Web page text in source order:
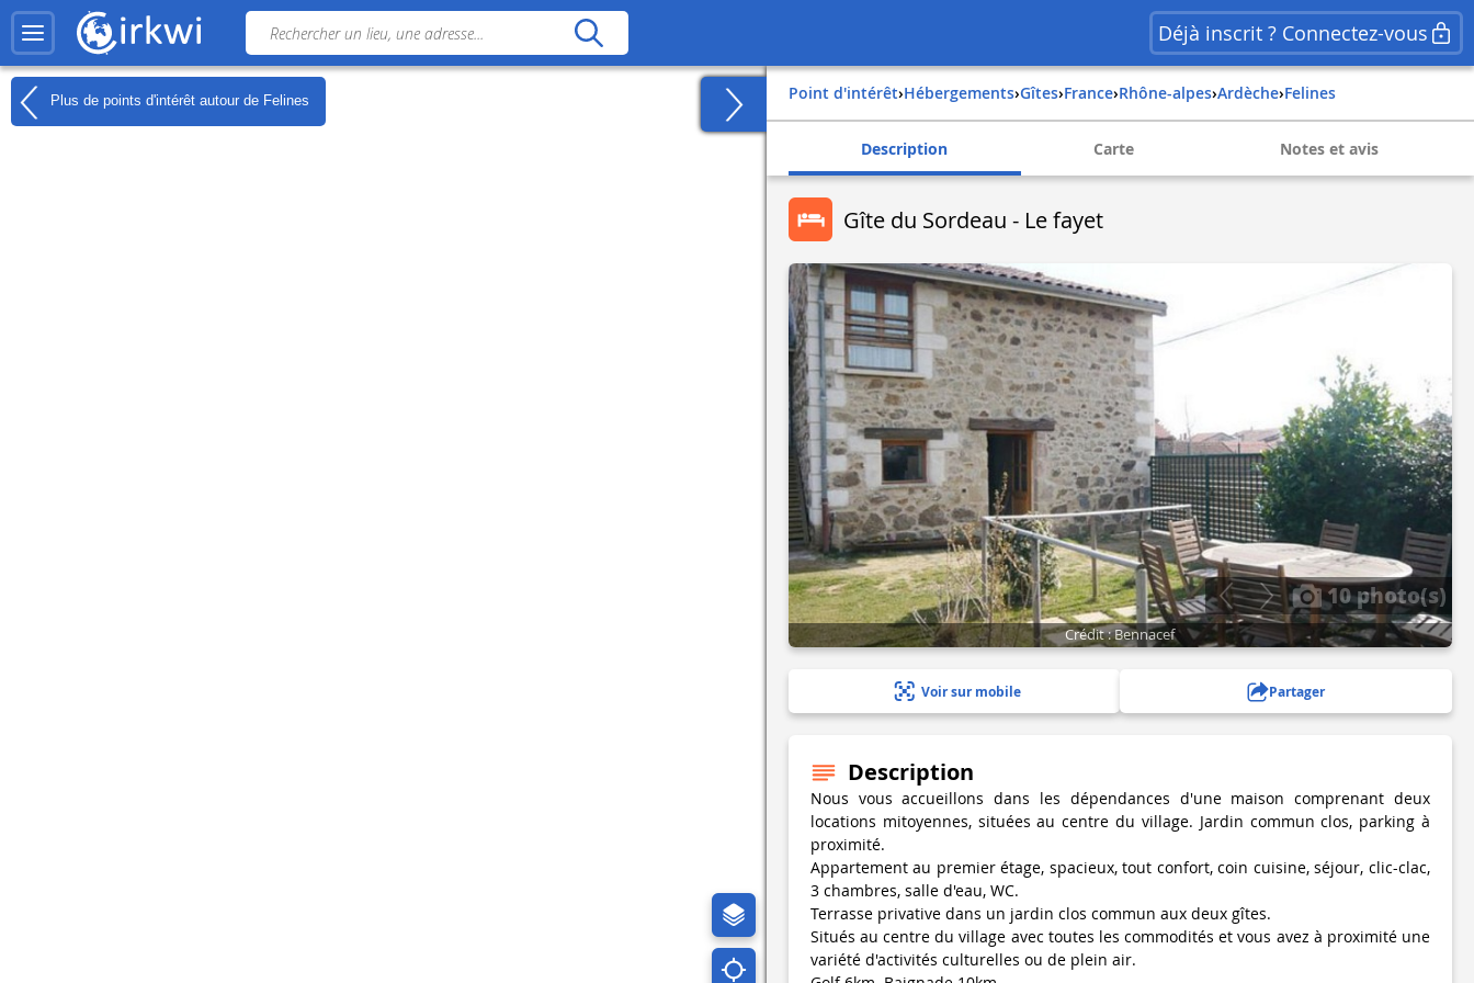
Déjà inscrit ? Connectez-vous
Plus de points d'intérêt autour de Felines Point d'intérêt› Hébergements› Gîtes› france› rhône-alpes› ardèche› felines
Description Carte Notes et avis
Gîte du Sordeau - Le fayet
10 photo(s)
Crédit : Bennacef
Voir sur mobile Partager
Description
Nous vous accueillons dans les dépendances d'une maison comprenant deux
locations mitoyennes, situées au centre du village. Jardin commun clos, parking à
proximité.
Appartement au premier étage, spacieux, tout confort, coin cuisine, séjour, clic-clac,
3 chambres, salle d'eau, WC.
Terrasse privative dans un jardin clos commun aux deux gîtes.
Situés au centre du village avec toutes les commodités et vous avez à proximité une
variété d'activités culturelles ou de plein air.